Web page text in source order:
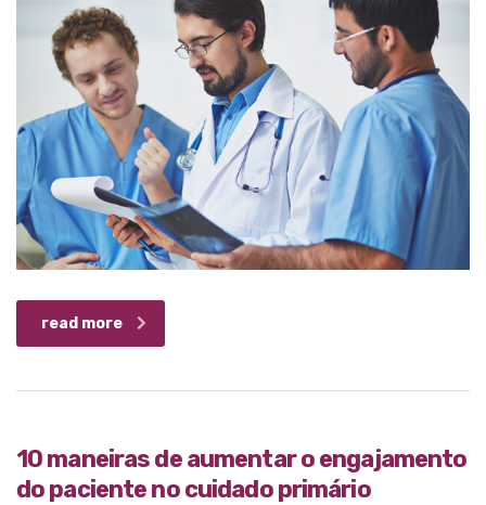
read more
10 maneiras de aumentar o engajamento
do paciente no cuidado primário